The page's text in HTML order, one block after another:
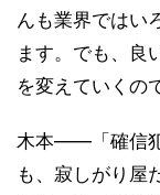
んも業界ではい
ます。でも、良
を変えていくの
木本――「確信
も、寂しがり屋